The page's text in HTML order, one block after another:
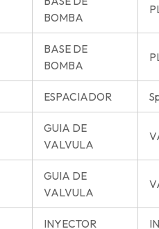
BOMBA
BASE DE
BOMBA
ESPACIADOR
GUIA DE
VALVULA
GUIA DE
VALVULA
INYECTOR